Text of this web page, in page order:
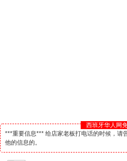
西班牙华人网
***重要信息*** 给店家老板打电话的时候，请
他的信息的。